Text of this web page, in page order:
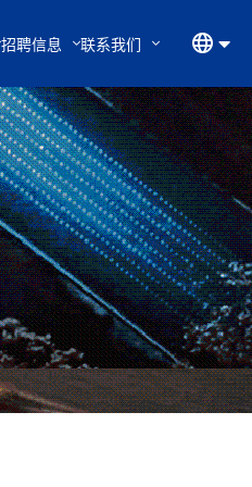
招聘信息 联系我们